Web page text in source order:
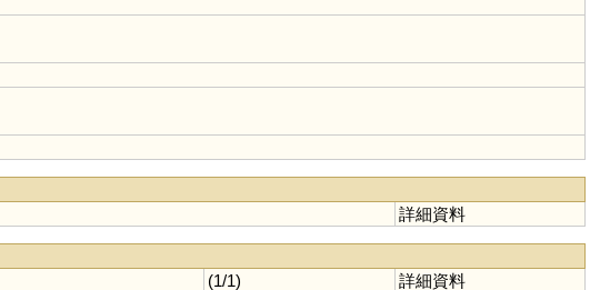
詳細資料
(1/1) 詳細資料